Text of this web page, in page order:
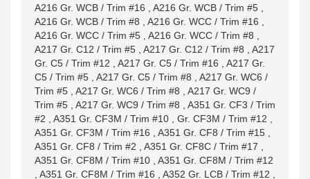
A216 Gr. WCB / Trim #16
A216 Gr. WCB / Trim #5
A216 Gr. WCB / Trim #8
A216 Gr. WCC / Trim #16
A216 Gr. WCC / Trim #5
A216 Gr. WCC / Trim #8
A217 Gr. C12 / Trim #5
A217 Gr. C12 / Trim #8
A217
Gr. C5 / Trim #12
A217 Gr. C5 / Trim #16
A217 Gr.
C5 / Trim #5
A217 Gr. C5 / Trim #8
A217 Gr. WC6 /
Trim #5
A217 Gr. WC6 / Trim #8
A217 Gr. WC9 /
Trim #5
A217 Gr. WC9 / Trim #8
A351 Gr. CF3 / Trim
#2
A351 Gr. CF3M / Trim #10 Gr. CF3M / Trim #12
A351 Gr. CF3M / Trim #16
A351 Gr. CF8 / Trim #15
A351 Gr. CF8 / Trim #2
A351 Gr. CF8C / Trim #17
A351 Gr. CF8M / Trim #10
A351 Gr. CF8M / Trim #12
A351 Gr. CF8M / Trim #16 A352 Gr. LCB / Trim #12